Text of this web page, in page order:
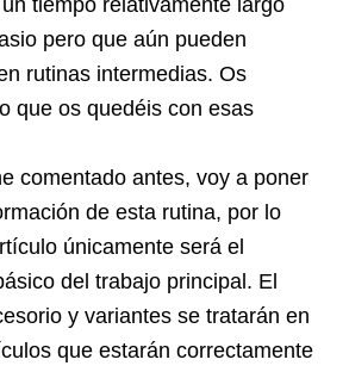
tiempo relativamente largo
pero que aún pueden
rutinas intermedias. Os
que os quedéis con esas
comentado antes, voy a poner
de esta rutina, por lo
únicamente será el
del trabajo principal. El
y variantes se tratarán en
que estarán correctamente